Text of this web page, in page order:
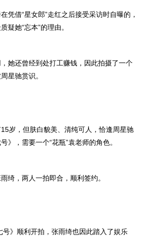
凭借“星女郎”走红之后接受采访时自曝的，
疑她“忘本”的理由。
她还曾经到处打工赚钱，因此拍摄了一个
星驰赏识。
岁，但肤白貌美、清纯可人，恰逢周星驰
》，需要一个“花瓶”袁老师的角色。
绮，两人一拍即合，顺利签约。
号》顺利开拍，张雨绮也因此踏入了娱乐